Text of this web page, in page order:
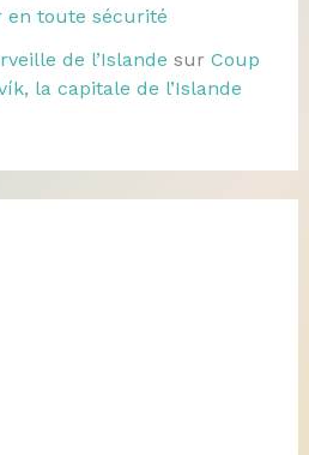
toute sécurité
de l’Islande sur Coup
la capitale de l’Islande